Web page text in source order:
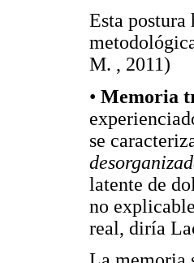
Esta
M. , 2011)
• Memoria
se
latente de
no
real, diría